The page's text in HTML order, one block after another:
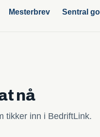
Mesterbrev Sentral
nå
tikker inn i BedriftLink.